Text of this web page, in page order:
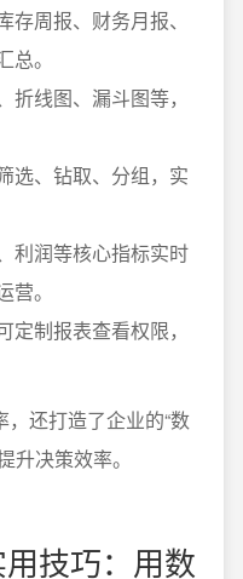
周报、财务月报、
。
线图、漏斗图等，
选、钻取、分组，实
利润等核心指标实时
。
制报表查看权限，
还打造了企业的“数
升决策效率。
技巧：用数